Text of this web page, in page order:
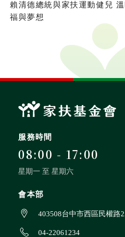
賴清德總統與家扶運動健兒
福與夢想
服務時間
08:00 - 17:00
星期一 至 星期六
會本部
403508台中市西區民權路
04-22061234